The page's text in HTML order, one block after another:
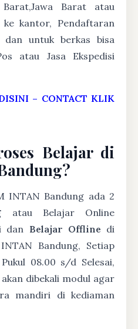
Barat atau
kantor, Pendaftaran
dan untuk berkas bisa
atau Jasa Ekspedisi
– CONTACT KLIK
Belajar di
INTAN Bandung ada 2
atau Belajar Online
dan Belajar Offline di
Bandung, Setiap
08.00 s/d Selesai,
dibekali modul agar
mandiri di kediaman